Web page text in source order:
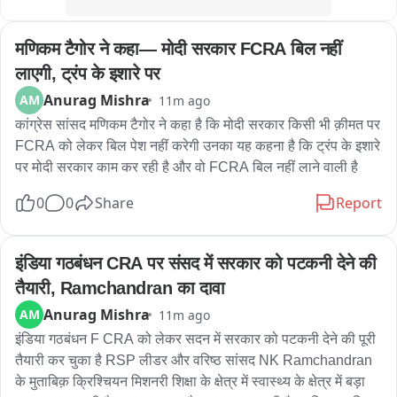
ਸੀ। ਇਸ ਤੋਂ ਬਾਅਦ ਪੰਜਾਬ ਦੇ ਲੋਕ ਨਿਰਮਾਣ ਵਿਭਾਗ ਨੇ ਆਪਣੇ ਹਿੱਸੇ ਦਾ
كرੀਬ 80 ਫੀਸਦੀ ਕੰਮ ਪੂਰਾ ਕਰ ਦਿੱਤਾ।
ਗੈਰੀ ਬੜਿੰਗ ਮੁਤਾਬਕ ਹੁਣ ਸਾਰਾ ਬਾਕੀ ਕੰਮ ਭਾਰਤੀ ਰੇਲਵੇ ਦੇ ਹਿੱਸੇ ਵਿੱਚ
ਹੈ। ਉਨ੍ਹਾਂ ਦੱਸਿਆ ਕਿ ਰੇਲਵੇ ਅਧਿਕਾਰੀਆਂ ਨਾਲ ਲਗਾਤਾਰ ਸੰਪਰਕ ਕੀਤਾ
ਗਿਆ, ਪਰ ਪਹਿਲਾਂ ਨਕਸ਼ੇ ਵਿੱਚ ਖਾਮੀਆਂ ਦਾ ਹਵਾਲਾ ਦੇ ਕੇ ਕਰੀਬ ਡੇਢ ਸਾਲ
ਲੰਘਾ ਦਿੱਤਾ ਗਿਆ। ਫਰਵਰੀ 2026 ਵਿੱਚ ਨਕਸ਼ਾ ਪਾਸ ਹੋਣ ਮਗਰੋਂ ਵਿੱਤੀ
ਸਾਲ ਖਤਮ ਹੋਣ ਦਾ ਕਾਰਨ ਦੱਸਿਆ ਗਿਆ ਅਤੇ ਅਪ੍ਰੈਲ ਵਿੱਚ ਕੰਮ ਸ਼ੁਰੂ
ਕਰਨ ਦਾ ਭਰੋਸਾ ਦਿੱਤਾ ਗਿਆ。
ਉਨ੍ਹਾਂ ਅੱਗੇ ਦੱਸਿਆ ਕਿ ਅਪ੍ਰੈਲ ਵਿੱਚ ਰੇਲਵੇ ਵੱਲੋਂ ਨਵਾਂ ਕਾਰਨ ਦਿੱਤਾ ਗਿਆ
ਕਿ ਠੇਕੇਦਾਰ ਕੰਮ ਛੱਡ ਗਿਆ ਹੈ ਅਤੇ ਹੁਣ ਨਵਾਂ ਟੈਂਡਰ ਲਾਇਆ ਜਾਵੇਗਾ।
ਵਿਧਾਇਕ ਦੇ ਅਨੁਸਾਰ ਰੇਲਵੇ ਨੇ ਹੁਣ ਭਰੋਸਾ ਦਿੱਤਾ ਹੈ ਕਿ ਨਵਾਂ ਟੈਂਡਰ ਜਾਰੀ
ਹੋ ਚੁਕਾ ਹੈ ਅਤੇ ਜਲਦ ਹੀ ਬਾਕੀ ਕੰਮ ਸ਼ੁਰੂ ਕਰ ਦਿੱਤਾ ਜਾਵੇਗਾ。
ਗੈਰੀ ਬੜਿੰਗ ਨੇ ਇਹ ਵੀ ਦੋਸ਼ ਲਾਇਆ ਕਿ ਇਸ ਮੁੱਦੇ 'ਤੇ ਸਭ ਤੋਂ ਵੱਧ
ਰਾਜਨੀਤੀ ਸਥਾਨਕ ਭਾਜਪਾ ਆਗੂ ਕਰ ਰਹੇ ਹਨ, ਜਦਕਿ ਰੇਲਵੇ ਕੇਂਦਰ
ਸਰਕਾਰ ਦੇ ਅਧੀਨ ਹੈ ਅਤੇ ਅਸਲ ਦੇਰੀ ਦੀ Z਼ਿੰਮੇਵਾਰੀ ਵੀ ਕੇਂਦਰ
मणिकम टैगोर ने कहा— मोदी सरकार FCRA बिल नहीं
लाएगी, ट्रंप के इशारे पर
AM Anurag Mishra 11m ago
कांग्रेस सांसद मणिकम टैगोर ने कहा है कि मोदी सरकार किसी भी क़ीमत पर
FCRA को लेकर बिल पेश नहीं करेगी उनका यह कहना है कि ट्रंप के इशारे
पर मोदी सरकार काम कर रही है और वो FCRA बिल नहीं लाने वाली है
0 0 Share Report
इंडिया गठबंधन CRA पर संसद में सरकार को पटकनी देने की
तैयारी, Ramchandran का दावा
AM Anurag Mishra 11m ago
इंडिया गठबंधन F CRA को लेकर सदन में सरकार को पटकनी देने की पूरी
तैयारी कर चुका है RSP लीडर और वरिष्ठ सांसद NK Ramchandran
के मुताबिक़ क्रिश्चियन मिशनरी शिक्षा के क्षेत्र में स्वास्थ्य के क्षेत्र में बड़ा